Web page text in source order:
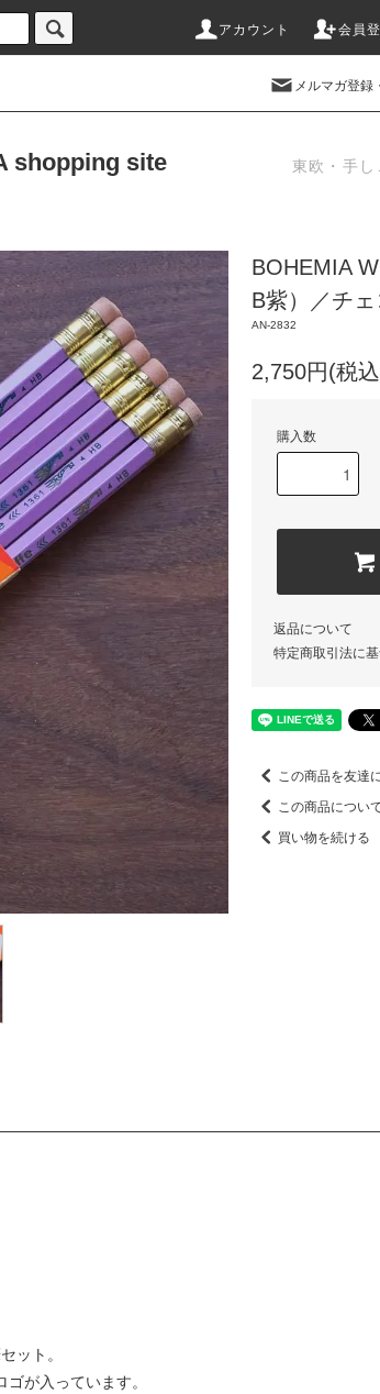
アカウント 会員
メルマガ登録
shopping site 東欧・手し
BOHEMIA
B紫）／チェ
AN-2832
2,750円(税
購入数
返品について
特定商取引法に
この商品を友達
この商品につい
買い物を続ける
ット。
が入っています。